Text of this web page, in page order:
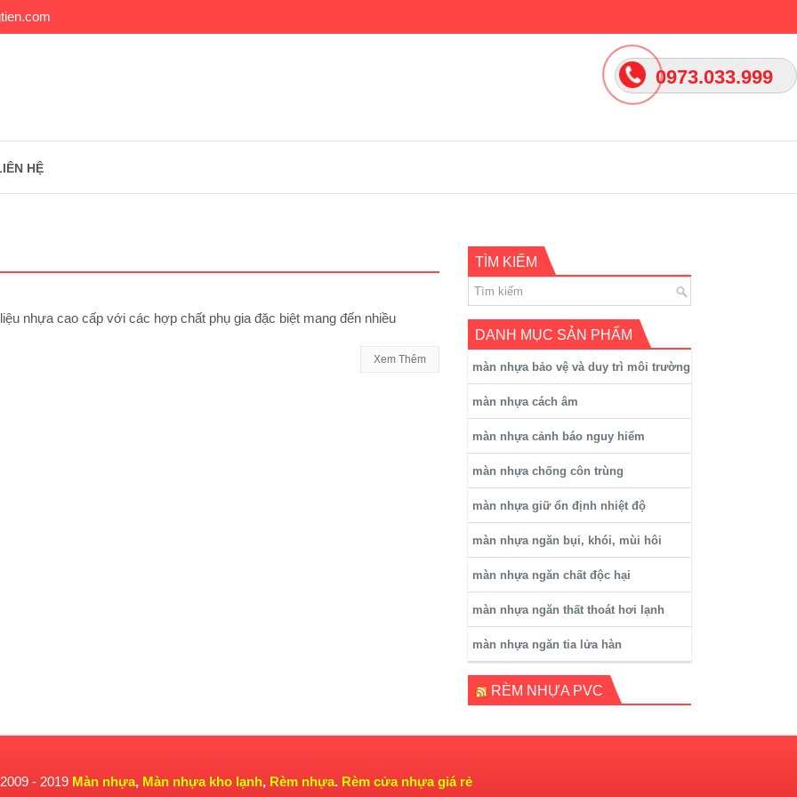
HỆ
nhựa cao cấp với các hợp chất phụ gia đặc biệt mang đến nhiều
Xem Thêm
TÌM KIẾM
DANH MỤC SẢN PHẨM
màn nhựa bảo vệ và duy trì môi trường
màn nhựa cách âm
màn nhựa cảnh báo nguy hiểm
màn nhựa chống côn trùng
màn nhựa giữ ổn định nhiệt độ
màn nhựa ngăn bụi, khói, mùi hôi
màn nhựa ngăn chất độc hại
màn nhựa ngăn thất thoát hơi lạnh
màn nhựa ngăn tia lửa hàn
RÈM NHỰA PVC
- 2019 Màn nhựa, Màn nhựa kho lạnh, Rèm nhựa. Rèm cửa nhựa giá rẻ
0973.033.999